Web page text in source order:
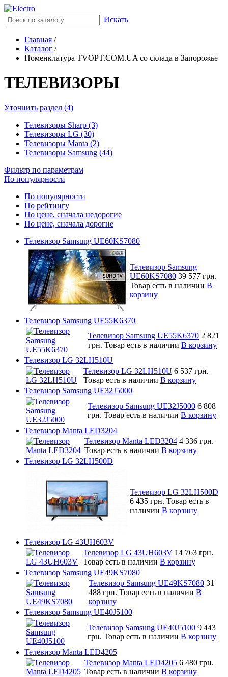
Искать
Главная /
Каталог /
Номенклатура TVOPT.COM.UA со склада в Запорожье
ТЕЛЕВИЗОРЫ
Уточнить раздел (4)
Телевизоры Sharp (3)
Телевизоры LG (30)
Телевизоры Manta (2)
Телевизоры Samsung (44)
Фильтр по параметрам
По популярности
По популярности
По рейтингу
По цене, сначала недорогие
По цене, сначала дорогие
Телевизор Samsung UE60KS7080
Телевизор Samsung
UE60KS7080 39 577 грн.
Товар есть в наличии В
корзину
Телевизор Samsung UE55K6370
Телевизор Samsung UE55K6370 2 821
грн. Товар есть в наличии В корзину
Телевизор LG 32LH510U
Телевизор LG 32LH510U 6 537 грн.
Товар есть в наличии В корзину
Телевизор Samsung UE32J5000
Телевизор Samsung UE32J5000 6 808
грн. Товар есть в наличии В корзину
Телевизор Manta LED3204
Телевизор Manta LED3204 4 336 грн.
Товар есть в наличии В корзину
Телевизор LG 32LH500D
Телевизор LG 32LH500D
6 435 грн. Товар есть в
наличии В корзину
Телевизор LG 43UH603V
Телевизор LG 43UH603V 14 763 грн.
Товар есть в наличии В корзину
Телевизор Samsung UE49KS7080
Телевизор Samsung UE49KS7080 31
488 грн. Товар есть в наличии В
корзину
Телевизор Samsung UE40J5100
Телевизор Samsung UE40J5100 9 443
грн. Товар есть в наличии В корзину
Телевизор Manta LED4205
Телевизор Manta LED4205 6 480 грн.
Товар есть в наличии В корзину